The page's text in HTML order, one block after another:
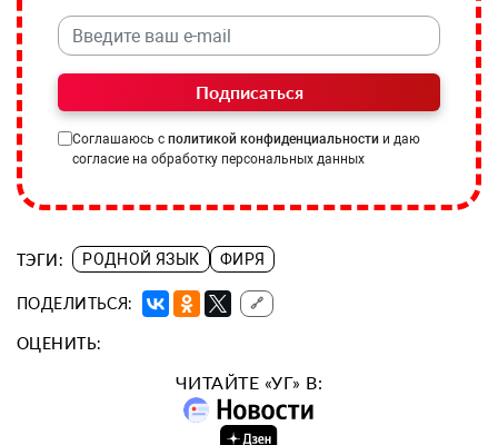
Подписаться
Соглашаюсь с политикой конфиденциальности и даю
согласие на обработку персональных данных
ТЭГИ: РОДНОЙ ЯЗЫК ФИРЯ
ПОДЕЛИТЬСЯ: 🔗
ОЦЕНИТЬ:
ЧИТАЙТЕ «УГ» В: